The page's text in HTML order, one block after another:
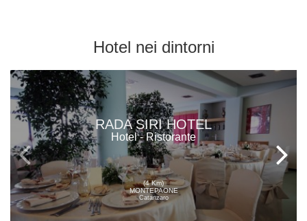
Hotel nei dintorni
RADA SIRI HOTEL
Hotel - Ristorante
(4 Km)
MONTEPAONE
Catanzaro